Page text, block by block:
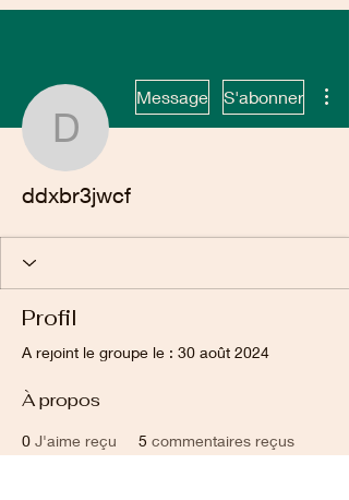
ddxbr3jwcf
Message S'abonner
ddxbr3jwcf
Profil
A rejoint le groupe le : 30 août 2024
À propos
0 J'aime reçu 5 commentaires reçus
5 meilleures réponses